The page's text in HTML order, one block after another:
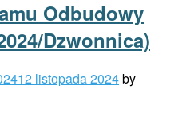
Odbudowy
Dzwonnica)
12 listopada 2024by